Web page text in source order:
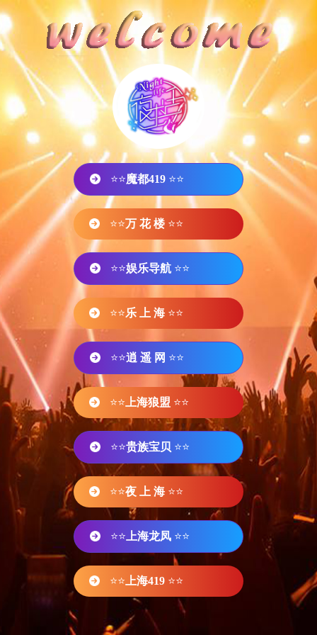
⭐⭐魔都419 ⭐⭐
⭐⭐万 花 楼 ⭐⭐
⭐⭐娱乐导航 ⭐⭐
⭐⭐乐 上 海 ⭐⭐
⭐⭐逍 遥 网 ⭐⭐
⭐⭐ 上海狼盟 ⭐⭐
⭐⭐贵族宝贝 ⭐⭐
⭐⭐夜 上 海 ⭐⭐
⭐⭐ 上海龙凤 ⭐⭐
⭐⭐ 上海419 ⭐⭐